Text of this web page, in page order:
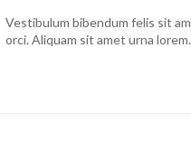
Vestibulum bibendum felis sit
orci. Aliquam sit amet urna